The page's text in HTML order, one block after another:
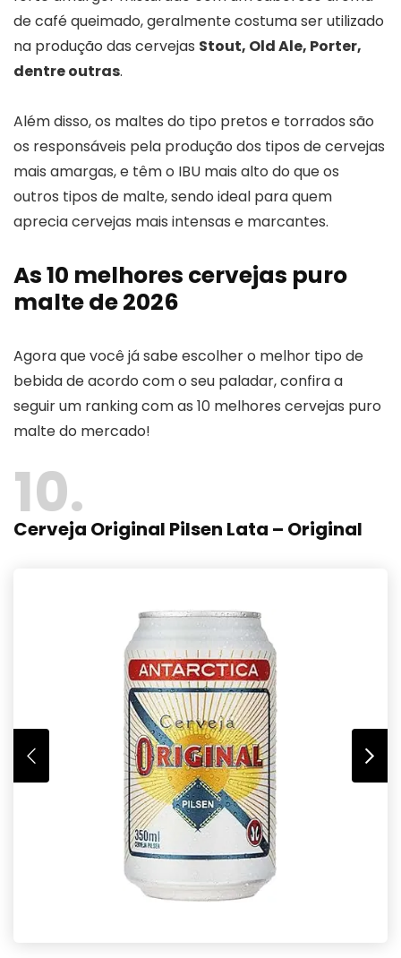
de café queimado, geralmente costuma ser utilizado
na produção das cervejas Stout, Old Ale, Porter,
dentre outras.
Além disso, os maltes do tipo pretos e torrados são
os responsáveis pela produção dos tipos de cervejas
mais amargas, e têm o IBU mais alto do que os
outros tipos de malte, sendo ideal para quem
aprecia cervejas mais intensas e marcantes.
As 10 melhores cervejas puro
malte de 2026
Agora que você já sabe escolher o melhor tipo de
bebida de acordo com o seu paladar, confira a
seguir um ranking com as 10 melhores cervejas puro
malte do mercado!
10
Cerveja Original Pilsen Lata – Original